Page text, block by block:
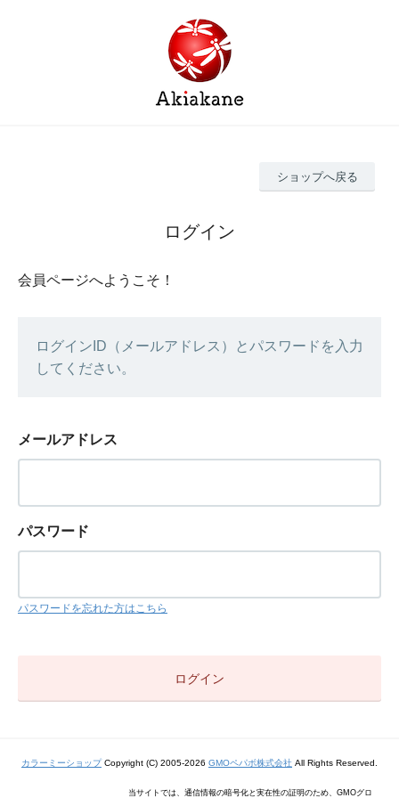
ショップへ戻る
ログイン
会員ページへようこそ！
ログインID（メールアドレス）とパスワードを入力
してください。
メールアドレス
パスワード
パスワードを忘れた方はこちら
カラーミーショップCopyright (C) 2005-2026 GMOペパボ株式会社 All Rights Reserved.
当サイトでは、通信情報の暗号化と実在性の証明のため、GMOグロ